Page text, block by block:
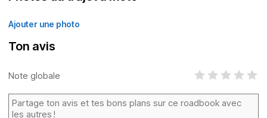
Ajouter une photo
Ton avis
Note globale